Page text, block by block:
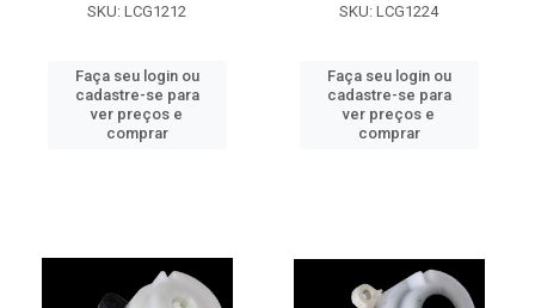
SKU: LCG1212
Faça seu login ou
cadastre-se para
ver preços e
comprar
SKU: LCG1224
Faça seu login ou
cadastre-se para
ver preços e
comprar